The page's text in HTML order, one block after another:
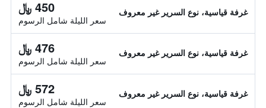
غرفة قياسية، نوع السرير غير معروف 450 ﷼
سعر الليلة شامل الرسوم
غرفة قياسية، نوع السرير غير معروف 476 ﷼
سعر الليلة شامل الرسوم
غرفة قياسية، نوع السرير غير معروف 572 ﷼
سعر الليلة شامل الرسوم